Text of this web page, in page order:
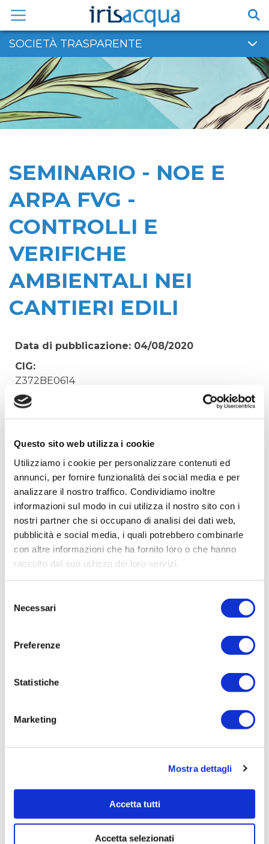
Questo sito web utilizza i cookie
Utilizziamo i cookie per personalizzare contenuti ed
annunci, per fornire funzionalità dei social media e per
analizzare il nostro traffico. Condividiamo inoltre
informazioni sul modo in cui utilizza il nostro sito con i
nostri partner che si occupano di analisi dei dati web,
pubblicità e social media, i quali potrebbero combinarle
con altre informazioni che ha fornito loro o che hanno
raccolto dal suo utilizzo dei loro servizi.
delNecessari
Preferenze
Statistiche
Marketing
Mostra dettagli
Accetta tutti
Accetta selezionati
contenuto
SOCIETÀ TRASPARENTE
SEMINARIO - NOE E
ARPA FVG -
CONTROLLI E
VERIFICHE
AMBIENTALI NEI
CANTIERI EDILI
Data di pubblicazione: 04/08/2020
CIG:
Z372BE0614
Struttura proponente:
Oggetto:
SEMINARIO - NOE E ARPA FVG - CONTROLLI E
VERIFICHE AMBIENTALI NEI CANTIERI EDILI
Codice Fiscale:
Procedura di scelta:
Affidamento ai sensi del Regolamento Generale
Aziendale per Lavori Servizi e Forniture
ORDINE DEGLI INGEGNERI DELLA PROVINCIA
Importo Aggiudicazione:
pronta
0